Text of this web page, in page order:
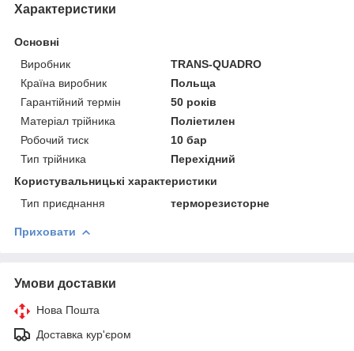
Характеристики
Основні
Виробник
TRANS-QUADRO
Країна виробник
Польща
Гарантійний термін
50 років
Матеріал трійника
Поліетилен
Робочий тиск
10 бар
Тип трійника
Перехідний
Користувальницькі характеристики
Тип приєднання
терморезисторне
Приховати
Умови доставки
Нова Пошта
Доставка кур'єром